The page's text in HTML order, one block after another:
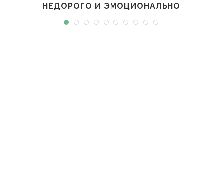
НЕДОРОГО И ЭМОЦИОНАЛЬНО